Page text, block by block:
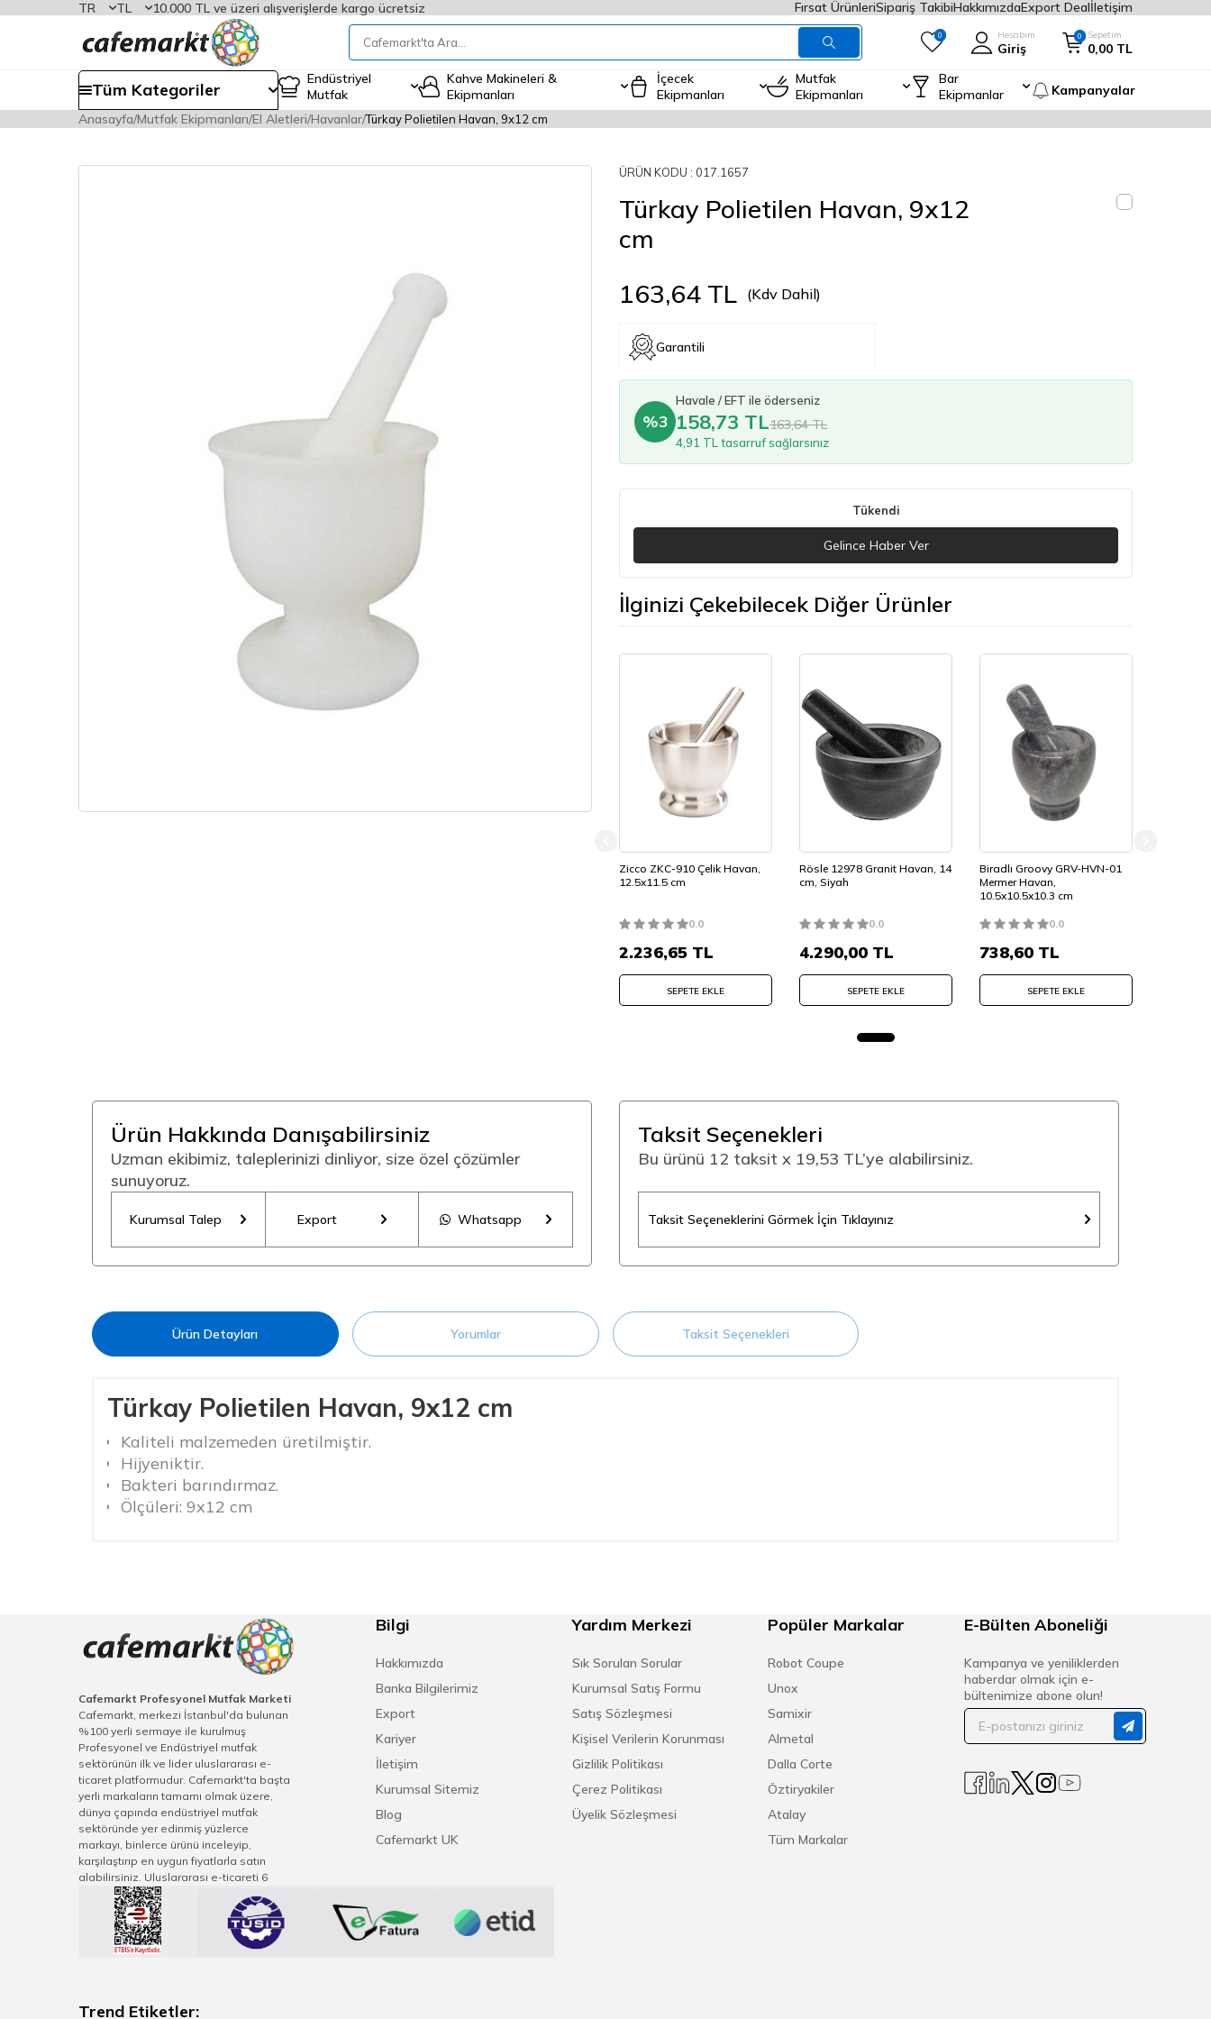
TR TL 10.000 TL ve üzeri alışverişlerde kargo ücretsiz Fırsat ÜrünleriSipariş TakibiHakkımızdaExport Dealİletişim
0 Hesabım
Giriş
0 Sepetim
0,00 TL
Tüm Kategoriler
Endüstriyel
Mutfak
Kahve Makineleri &
Ekipmanları
İçecek
Ekipmanları
Mutfak
Ekipmanları
Bar
Ekipmanlar
Kampanyalar
Anasayfa Mutfak Ekipmanları El Aletleri Havanlar Türkay Polietilen Havan, 9x12 cm
ÜRÜN KODU : 017.1657
Türkay Polietilen Havan, 9x12
cm
163,64 TL (Kdv Dahil)
Garantili
%3
Havale / EFT ile öderseniz
158,73 TL163,64 TL
4,91 TL tasarruf sağlarsınız
Tükendi
Gelince Haber Ver
İlginizi Çekebilecek Diğer Ürünler
Zicco ZKC-910 Çelik Havan,
12.5x11.5 cm
0.0
2.236,65 TL
SEPETE EKLE
Rösle 12978 Granit Havan, 14
cm, Siyah
0.0
4.290,00 TL
SEPETE EKLE
Biradlı Groovy GRV-HVN-01
Mermer Havan,
10.5x10.5x10.3 cm
0.0
738,60 TL
SEPETE EKLE
Ürün Hakkında Danışabilirsiniz
Uzman ekibimiz, taleplerinizi dinliyor, size özel çözümler
sunuyoruz.
Kurumsal Talep Export Whatsapp
Taksit Seçenekleri
Bu ürünü 12 taksit x 19,53 TL’ye alabilirsiniz.
Taksit Seçeneklerini Görmek İçin Tıklayınız
Ürün Detayları Yorumlar Taksit Seçenekleri
Türkay Polietilen Havan, 9x12 cm
Kaliteli malzemeden üretilmiştir.
Hijyeniktir.
Bakteri barındırmaz.
Ölçüleri: 9x12 cm
Cafemarkt Profesyonel Mutfak Marketi
Cafemarkt, merkezi İstanbul'da bulunan
%100 yerli sermaye ile kurulmuş
Profesyonel ve Endüstriyel mutfak
sektörünün ilk ve lider uluslararası e-
ticaret platformudur. Cafemarkt'ta başta
yerli markaların tamamı olmak üzere,
dünya çapında endüstriyel mutfak
sektöründe yer edinmiş yüzlerce
markayı, binlerce ürünü inceleyip,
karşılaştırıp en uygun fiyatlarla satın
alabilirsiniz. Uluslararası e-ticareti 6
kıtaya ulaşan Cafemarkt, sektörel sivil
toplum derneklerindeki görevleriyle
sektör gelişimi vizyonu, teknolojiyi ve
pazar değişimlerini hızlıca uygulayarak
üreticinin, distribütörün ve müşterilerinin
tecrübeli satış ve müşteri memnuniyeti
Bilgi
Hakkımızda
Banka Bilgilerimiz
Export
Kariyer
İletişim
Kurumsal Sitemiz
Blog
Cafemarkt UK
Yardım Merkezi
Sık Sorulan Sorular
Kurumsal Satış Formu
Satış Sözleşmesi
Kişisel Verilerin Korunması
Gizlilik Politikası
Çerez Politikası
Üyelik Sözleşmesi
Popüler Markalar
Robot Coupe
Unox
Samixir
Almetal
Dalla Corte
Öztiryakiler
Atalay
Tüm Markalar
E-Bülten Aboneliği
Kampanya ve yeniliklerden
haberdar olmak için e-
bültenimize abone olun!
Trend Etiketler: